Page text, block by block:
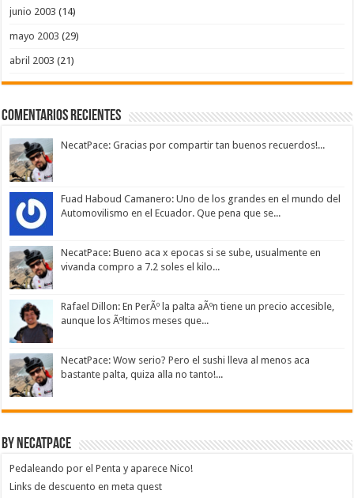
junio 2003 (14)
mayo 2003 (29)
abril 2003 (21)
Comentarios Recientes
NecatPace: Gracias por compartir tan buenos recuerdos!...
Fuad Haboud Camanero: Uno de los grandes en el mundo del
Automovilismo en el Ecuador. Que pena que se...
NecatPace: Bueno aca x epocas si se sube, usualmente en
vivanda compro a 7.2 soles el kilo...
Rafael Dillon: En PerÃº la palta aÃºn tiene un precio accesible,
aunque los Ãºltimos meses que...
NecatPace: Wow serio? Pero el sushi lleva al menos aca
bastante palta, quiza alla no tanto!...
By NecatPace
Pedaleando por el Penta y aparece Nico!
Links de descuento en meta quest